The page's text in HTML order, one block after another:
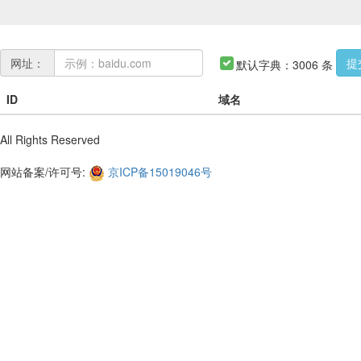
域
爆
网址： 默认字典：3006 条 提
ID 域名
All Rights Reserved
网站备案/许可号:
京ICP备15019046号